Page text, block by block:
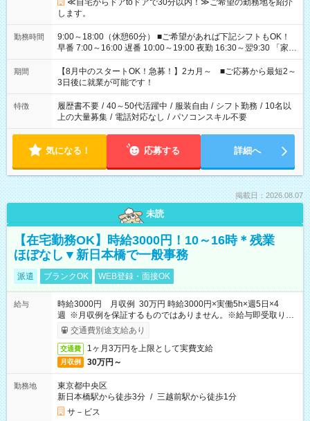
≪自宅からドアtoドアで30分以内！≫ご希望の勤務地を紹介
します。
勤務時間
9:00～18:00（休憩60分） ■ご希望があれば下記シフトもOK！
早番 7:00～16:00 遅番 10:00～19:00 夜勤 16:30～翌9:30 「家族
と休みを合わせたい」 「余裕を持って夕飯の準備がしたい」
「できれば残業はしたくない」 など、ご希望を教えてください
ね。 ※Wワーク希望の方へ 今ご覧のお仕事で希望する勤務時間
と、もう1つのお仕事の勤務時間。 合計で週40時間を超える場
合は応募できません。
期間
【8月中のスタートOK！急募！】2カ月～ ■ご応募から最短2～
3日後に就業が可能です！
特徴 履歴書不要 / 40～50代活躍中 / 服装自由 / シフト勤務 / 10名以
上の大量募集 / 電話対応なし / パソコンスキル不要
気になる！ 応募する 詳細へ
掲載日：2026.08.07
未読
【在宅勤務OK】時給3000円！10～16時＊残業
ほぼなし▼新日本橋で一般事務
派遣 ブランクOK WEB登録・面接OK
給与
時給3000円 月収例 30万円 時給3000円×実働5h×週5日×4
週 ※月収例を保証するものではありません。※給与即受取りサ
ービス利用可（利用条件有）
交通費別途支給あり
交通費 1ヶ月3万円を上限として実費支給
月収例 30万円～
勤務地
東京都中央区
新日本橋駅から徒歩3分 / 三越前駅から徒歩1分
サ－ビス